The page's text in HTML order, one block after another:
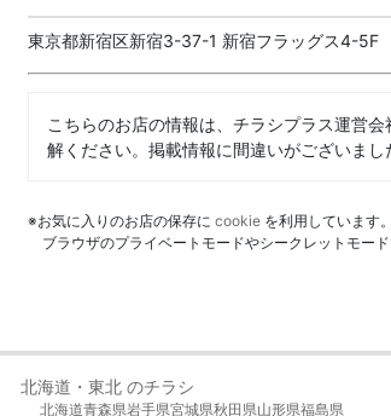
東京都新宿区新宿3-37-1 新宿フラッグス4-5F
こちらのお店の情報は、チラシプラス運営
解ください。掲載情報に間違いがございまし
※お気に入りのお店の保存に cookie を利用しています。
ブラウザのプライベートモードやシークレットモー
北海道・東北 のチラシ
北海道青森県岩手県宮城県秋田県山形県福島県